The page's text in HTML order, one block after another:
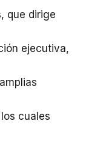
que dirige
ejecutiva,
cuales